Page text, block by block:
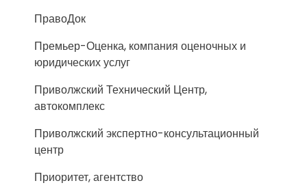
ПравоДок
Премьер-Оценка, компания оценочных и
юридических услуг
Приволжский Технический Центр,
автокомплекс
Приволжский экспертно-консультационный
центр
Приоритет, агентство